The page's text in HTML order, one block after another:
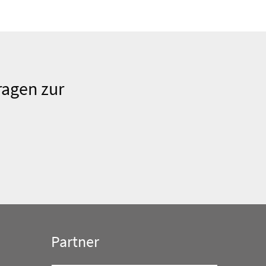
zur
Partner